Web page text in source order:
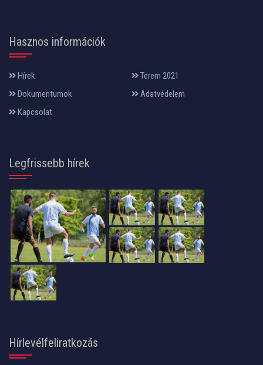
Hasznos információk
Hírek
Terem 2021
Dokumentumok
Adatvédelem
Kapcsolat
Legfrissebb hírek
Hírlevélfeliratkozás